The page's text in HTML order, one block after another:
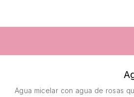
Agua micelar con agua de rosas